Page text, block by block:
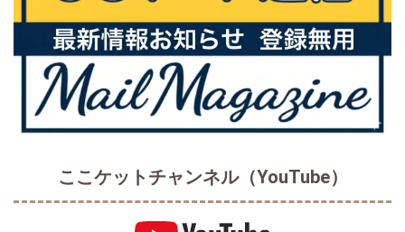
ここケットチャンネル（YouTube）